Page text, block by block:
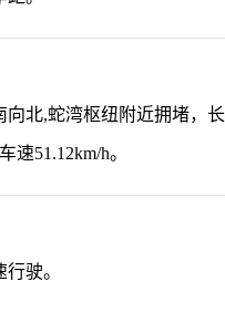
北,蛇湾枢纽附近拥堵，
速51.12km/h。
驶。